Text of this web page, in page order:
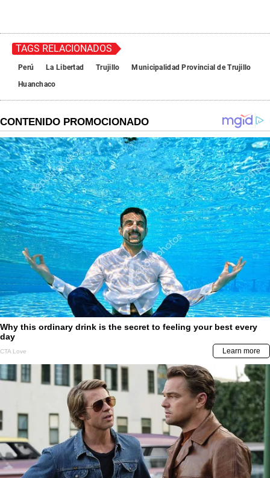
TAGS RELACIONADOS
Perú La Libertad Trujillo
Municipalidad Provincial de Trujillo
Huanchaco